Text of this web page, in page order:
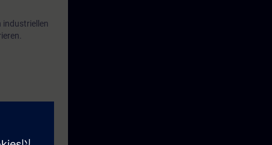
industriellen
das
und